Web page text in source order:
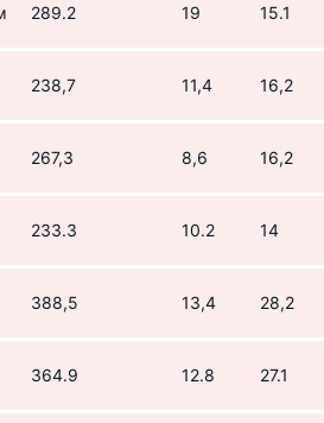
289.2 19 15.1
238,7 11,4 16,2
267,3 8,6 16,2
233.3 10.2 14
388,5 13,4 28,2
364.9 12.8 27.1